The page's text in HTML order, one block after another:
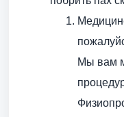
Мы вам